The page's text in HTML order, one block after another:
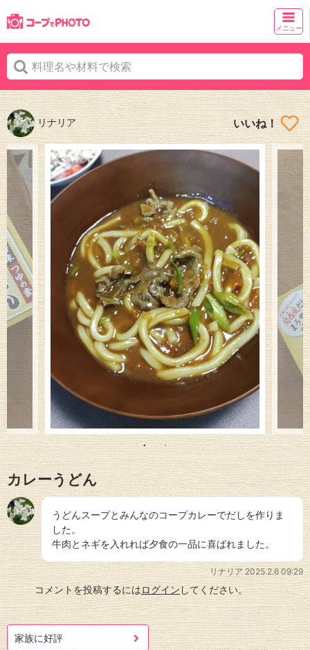
メニュー
リナリア いいね！
カレーうどん
うどんスープとみんなのコープカレーでだしを作りま
した。
牛肉とネギを入れれば夕食の一品に喜ばれました。
リナリア2025.2.6 09:29
コメントを投稿するにはログイン してください。
家族に好評